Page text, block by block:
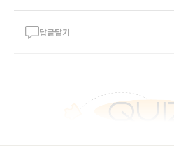
답글달기